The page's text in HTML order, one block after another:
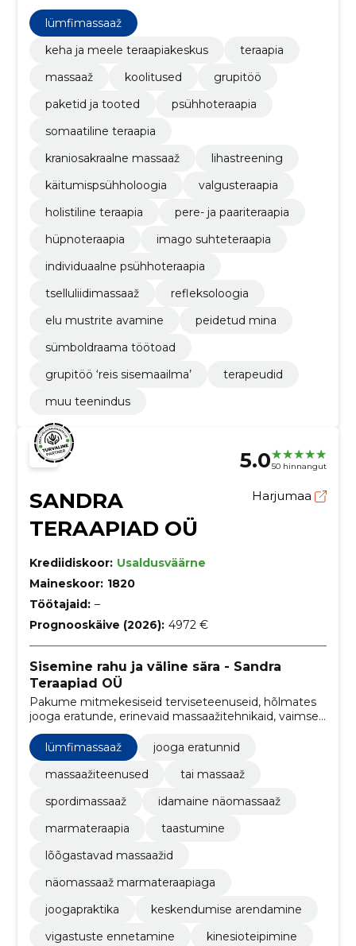
pingetest.
lümfimassaaž
keha ja meele teraapiakeskus
teraapia
massaaž
koolitused
grupitöö
paketid ja tooted
psühhoteraapia
somaatiline teraapia
kraniosakraalne massaaž
lihastreening
käitumispsühholoogia
valgusteraapia
holistiline teraapia
pere- ja paariteraapia
hüpnoteraapia
imago suhteteraapia
individuaalne psühhoteraapia
tselluliidimassaaž
refleksoloogia
elu mustrite avamine
peidetud mina
sümboldraama töötoad
grupitöö ‘reis sisemaailma’
terapeudid
muu teenindus
5.050 hinnangut
SANDRA
TERAAPIAD OÜ
Harjumaa
Krediidiskoor: Usaldusväärne
Maineskoor: 1820
Töötajaid: –
Prognooskäive (2026): 4972 €
Sisemine rahu ja väline sära - Sandra
Teraapiad OÜ
Pakume mitmekesiseid terviseteenuseid, hõlmates
jooga eratunde, erinevaid massaažitehnikaid, vaimse
heaolu praktikaid ning personaalseid tervise
lahendusi, et aidata klientidel saavutada keha ja
vaimu tasakaal ning üldine heaolu.
lümfimassaaž
jooga eratunnid
massaažiteenused
tai massaaž
spordimassaaž
idamaine näomassaaž
marmateraapia
taastumine
lõõgastavad massaažid
näomassaaž marmateraapiaga
joogapraktika
keskendumise arendamine
vigastuste ennetamine
kinesioteipimine